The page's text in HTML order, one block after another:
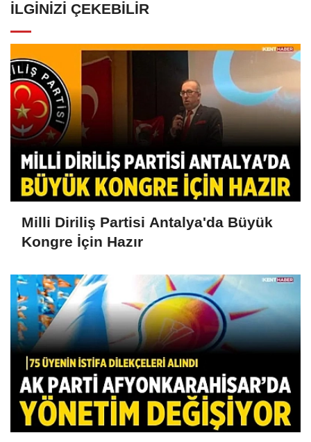
İLGINIZI ÇEKEBILIR
Milli Diriliş Partisi Antalya'da Büyük
Kongre İçin Hazır